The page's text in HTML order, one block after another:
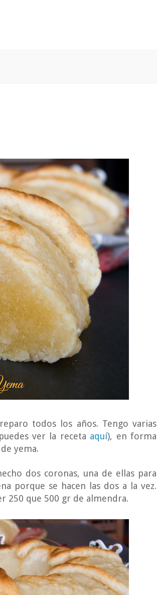
todos los años. Tengo varias
ver la receta aquí), en forma
yema.
dos coronas, una de ellas para
porque se hacen las dos a la vez.
250 que 500 gr de almendra.